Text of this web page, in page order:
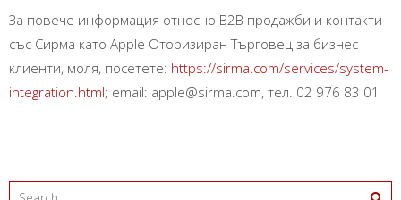
За повече информация относно В2В продажби и контакти
със Сирма като Apple Оторизиран Търговец за бизнес
клиенти, моля, посетете: https://sirma.com/services/system-
integration.html; email: apple@sirma.com, тел. 02 976 83 01